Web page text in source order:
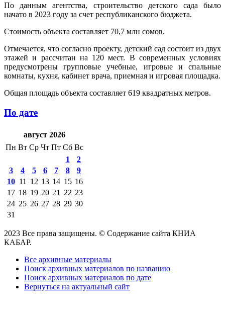
По данным агентства, строительство детского сада было
начато в 2023 году за счет республиканского бюджета.
Стоимость объекта составляет 70,7 млн сомов.
Отмечается, что согласно проекту, детский сад состоит из двух
этажей и рассчитан на 120 мест. В современных условиях
предусмотрены групповые учебные, игровые и спальные
комнаты, кухня, кабинет врача, приемная и игровая площадка.
Общая площадь объекта составляет 619 квадратных метров.
По дате
август 2026
Пн Вт Ср Чт Пт Сб Вс
1
2
3
4 5 6 7 8
9
10 11 12 13 14 15 16
17 18 19 20 21 22 23
24 25 26 27 28 29 30
31
2023 Все права защищены. © Содержание сайта КНИА
КАБАР.
Все архивные материалы
Поиск архивных материалов по названию
Поиск архивных материалов по дате
Вернуться на актуальный сайт